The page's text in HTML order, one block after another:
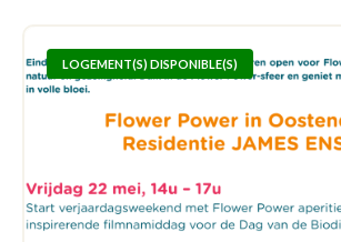
LOGEMENT(S) DISPONIBLE(S)